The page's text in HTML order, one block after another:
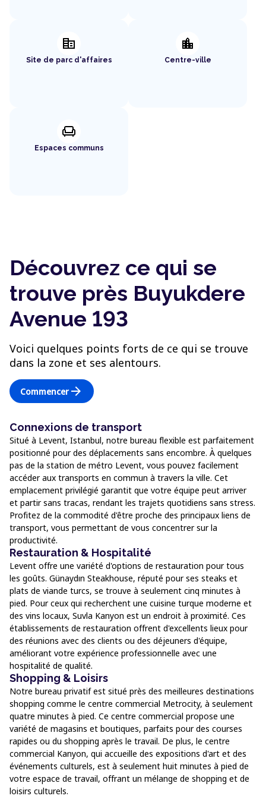
corporate_fare
Site de parc d'affaires
location_city
Centre-ville
chair
Espaces communs
Découvrez ce qui se
trouve près Buyukdere
Avenue 193
Voici quelques points forts de ce qui se trouve
dans la zone et ses alentours.
Commencerarrow_forward
Connexions de transport
Situé à Levent, Istanbul, notre bureau flexible est parfaitement
positionné pour des déplacements sans encombre. À quelques
pas de la station de métro Levent, vous pouvez facilement
accéder aux transports en commun à travers la ville. Cet
emplacement privilégié garantit que votre équipe peut arriver
et partir sans tracas, rendant les trajets quotidiens sans stress.
Profitez de la commodité d'être proche des principaux liens de
transport, vous permettant de vous concentrer sur la
productivité.
Restauration & Hospitalité
Levent offre une variété d'options de restauration pour tous
les goûts. Günaydın Steakhouse, réputé pour ses steaks et
plats de viande turcs, se trouve à seulement cinq minutes à
pied. Pour ceux qui recherchent une cuisine turque moderne et
des vins locaux, Suvla Kanyon est un endroit à proximité. Ces
établissements de restauration offrent d'excellents lieux pour
des réunions avec des clients ou des déjeuners d'équipe,
améliorant votre expérience professionnelle avec une
hospitalité de qualité.
Shopping & Loisirs
Notre bureau privatif est situé près des meilleures destinations
shopping comme le centre commercial Metrocity, à seulement
quatre minutes à pied. Ce centre commercial propose une
variété de magasins et boutiques, parfaits pour des courses
rapides ou du shopping après le travail. De plus, le centre
commercial Kanyon, qui accueille des expositions d'art et des
événements culturels, est à seulement huit minutes à pied de
votre espace de travail, offrant un mélange de shopping et de
loisirs culturels.